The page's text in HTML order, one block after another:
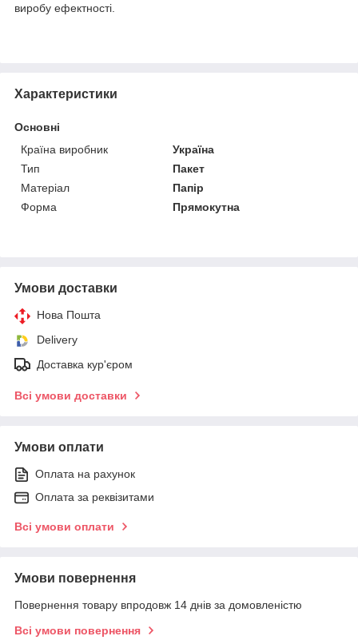
виробу ефектності.
Характеристики
Основні
Країна виробник
Україна
Тип
Пакет
Матеріал
Папір
Форма
Прямокутна
Умови доставки
Нова Пошта
Delivery
Доставка кур'єром
Всі умови доставки
Умови оплати
Оплата на рахунок
Оплата за реквізитами
Всі умови оплати
Умови повернення
Повернення товару впродовж 14 днів за домовленістю
Всі умови повернення